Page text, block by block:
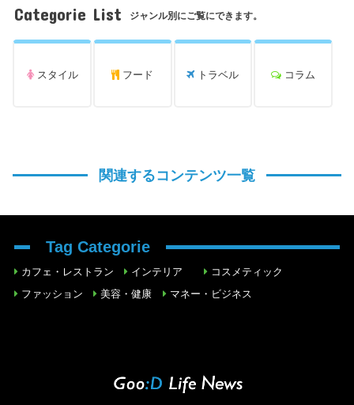
Categorie List ジャンル別にご覧にできます。
スタイル フード トラベル コラム
関連するコンテンツ一覧
Tag Categorie
カフェ・レストラン インテリア
コスメティック
ファッション
美容・健康 マネー・ビジネス